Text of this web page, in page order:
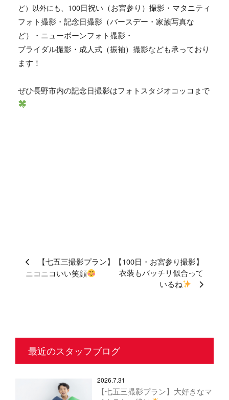
ど） 以外にも、 100日祝い（お宮参り）撮影・マタニティ
フォト撮影・記念日撮影（バースデー・家族写真な
ど）・ニューボーンフォト撮影・
ブライダル撮影・成人式（振袖）撮影なども承っており
ます！
ぜひ長野市内の記念日撮影はフォトスタジオコッコまで
【七五三撮影プラン】
ニコニコいい笑顔
【100日・お宮参り撮影】
衣装もバッチリ似合って
いるね
最近のスタッフブログ
2026.7.31
【七五三撮影プラン】大好きなマ